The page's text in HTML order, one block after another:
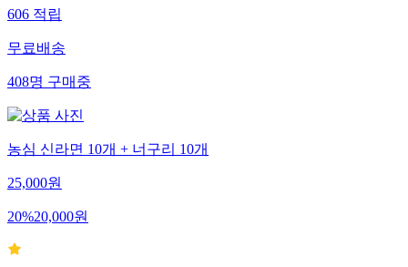
606적립
무료배송
408명구매중
농심 신라면 10개 + 너구리 10개
25,000원
20%20,000원